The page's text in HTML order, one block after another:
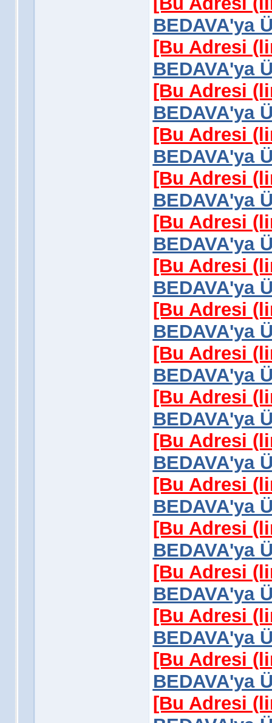
BEDAVA'ya
[Bu Adresi
BEDAVA'ya
[Bu Adresi
BEDAVA'ya
[Bu Adresi
BEDAVA'ya
[Bu Adresi
BEDAVA'ya
[Bu Adresi
BEDAVA'ya
[Bu Adresi
BEDAVA'ya
[Bu Adresi
BEDAVA'ya
[Bu Adresi
BEDAVA'ya
[Bu Adresi
BEDAVA'ya
[Bu Adresi
BEDAVA'ya
[Bu Adresi
BEDAVA'ya
[Bu Adresi
BEDAVA'ya
[Bu Adresi
BEDAVA'ya
[Bu Adresi
BEDAVA'ya
[Bu Adresi
BEDAVA'ya
[Bu Adresi